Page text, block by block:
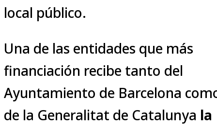
local público.
Una de las entidades que más
financiación recibe tanto del
Ayuntamiento de Barcelona
de la Generalitat de Catalunya la